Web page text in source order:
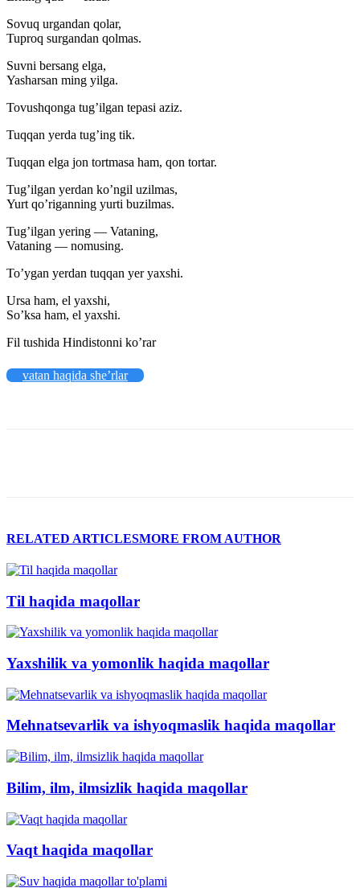
Sovuq urgandan qolar,
Tuproq surgandan qolmas.
Suvni bersang elga,
Yasharsan ming yilga.
Tovushqonga tug’ilgan tepasi aziz.
Tuqqan yerda tug’ing tik.
Tuqqan elga jon tortmasa ham, qon tortar.
Tug’ilgan yerdan ko’ngil uzilmas,
Yurt qo’riganning yurti buzilmas.
Tug’ilgan yering — Vataning,
Vataning — nomusing.
To’ygan yerdan tuqqan yer yaxshi.
Ursa ham, el yaxshi,
So’ksa ham, el yaxshi.
Fil tushida Hindistonni ko’rar
vatan haqida she’rlar
RELATED ARTICLESMORE FROM AUTHOR
Til haqida maqollar
Yaxshilik va yomonlik haqida maqollar
Mehnatsevarlik va ishyoqmaslik haqida maqollar
Bilim, ilm, ilmsizlik haqida maqollar
Vaqt haqida maqollar